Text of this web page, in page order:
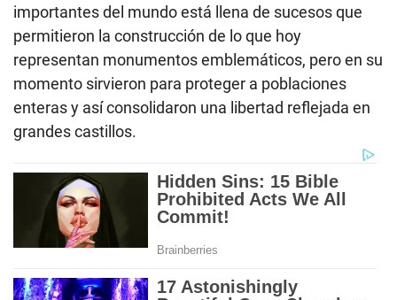
importantes del mundo está llena de sucesos que
permitieron la construcción de lo que hoy
representan monumentos emblemáticos, pero en su
momento sirvieron para proteger a poblaciones
enteras y así consolidaron una libertad reflejada en
grandes castillos.